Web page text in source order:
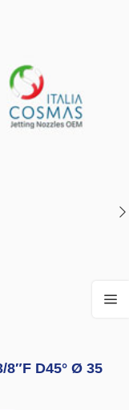
8″F D45° Ø 35